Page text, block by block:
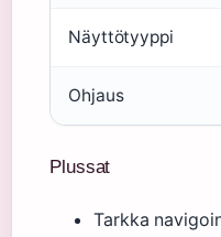
Näyttötyyppi
Ohjaus
Plussat
Tarkka